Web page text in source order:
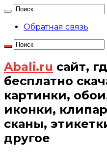
Обратная связь
Abali.ru сайт,
бесплатно
картинки,
иконки,
сканы,
другое